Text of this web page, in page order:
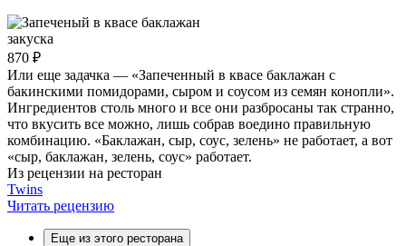
закуска
870 ₽
Или еще задачка — «Запеченный в квасе баклажан с
бакинскими помидорами, сыром и соусом из семян конопли».
Ингредиентов столь много и все они разбросаны так странно,
что вкусить все можно, лишь собрав воедино правильную
комбинацию. «Баклажан, сыр, соус, зелень» не работает, а вот
«сыр, баклажан, зелень, соус» работает.
Из рецензии на ресторан
Twins
Читать рецензию
Еще из этого ресторана